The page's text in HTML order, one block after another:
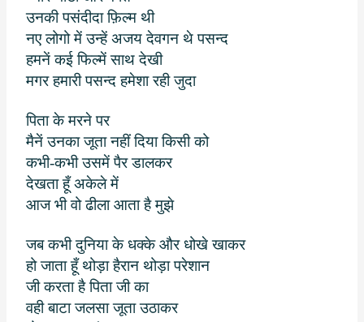
उनकी पसंदीदा फ़िल्म थी
नए लोगो में उन्हें अजय देवगन थे पसन्द
हमनें कई फिल्में साथ देखी
मगर हमारी पसन्द हमेशा रही जुदा
पिता के मरने पर
मैनें उनका जूता नहीं दिया किसी को
कभी-कभी उसमें पैर डालकर
देखता हूँ अकेले में
आज भी वो ढीला आता है मुझे
जब कभी दुनिया के धक्के और धोखे खाकर
हो जाता हूँ थोड़ा हैरान थोड़ा परेशान
जी करता है पिता जी का
वही बाटा जलसा जूता उठाकर